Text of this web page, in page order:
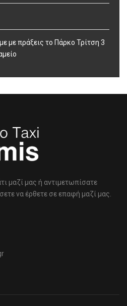
με πράξεις το Πάρκο Τρίτση 3
μαζί μας ή αντιμετωπίσατε
να έρθετε σε επαφή μαζί μας.